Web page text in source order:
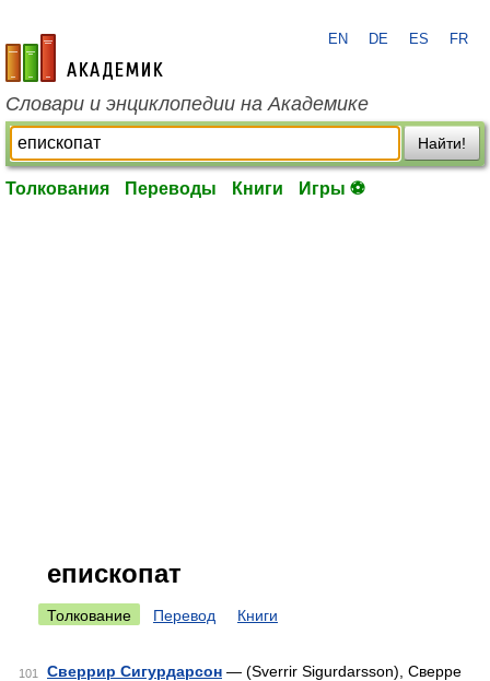
academic.ru
EN DE ES FR
Словари и энциклопедии на Академике
Найти!
Толкования Переводы Книги Игры ⚽
епископат
Толкование Перевод Книги
101 Сверрир Сигурдарсон — (Sverrir Sigurdarsson), Сверре